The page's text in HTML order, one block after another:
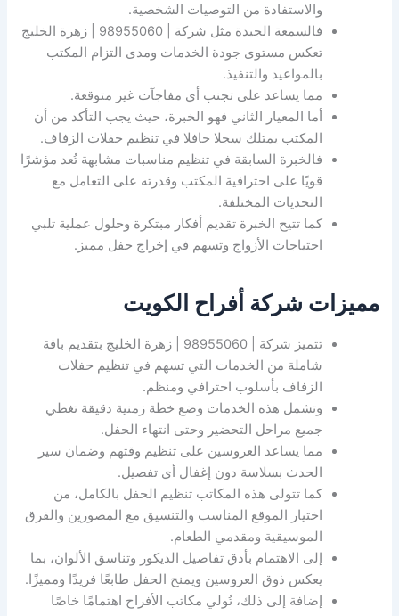
والاستفادة من التوصيات الشخصية.
فالسمعة الجيدة مثل شركة | 98955060 | زهرة الخليج
تعكس مستوى جودة الخدمات ومدى التزام المكتب
بالمواعيد والتنفيذ.
مما يساعد على تجنب أي مفاجآت غير متوقعة.
أما المعيار الثاني فهو الخبرة، حيث يجب التأكد من أن
المكتب يمتلك سجلا حافلا في تنظيم حفلات الزفاف.
فالخبرة السابقة في تنظيم مناسبات مشابهة تُعد مؤشرًا
قويًا على احترافية المكتب وقدرته على التعامل مع
التحديات المختلفة.
كما تتيح الخبرة تقديم أفكار مبتكرة وحلول عملية تلبي
احتياجات الأزواج وتسهم في إخراج حفل مميز.
مميزات شركة أفراح الكويت
تتميز شركة | 98955060 | زهرة الخليج بتقديم باقة
شاملة من الخدمات التي تسهم في تنظيم حفلات
الزفاف بأسلوب احترافي ومنظم.
وتشمل هذه الخدمات وضع خطة زمنية دقيقة تغطي
جميع مراحل التحضير وحتى انتهاء الحفل.
مما يساعد العروسين على تنظيم وقتهم وضمان سير
الحدث بسلاسة دون إغفال أي تفصيل.
كما تتولى هذه المكاتب تنظيم الحفل بالكامل، من
اختيار الموقع المناسب والتنسيق مع المصورين والفرق
الموسيقية ومقدمي الطعام.
إلى الاهتمام بأدق تفاصيل الديكور وتناسق الألوان، بما
يعكس ذوق العروسين ويمنح الحفل طابعًا فريدًا ومميزًا.
إضافة إلى ذلك، تُولي مكاتب الأفراح اهتمامًا خاصًا